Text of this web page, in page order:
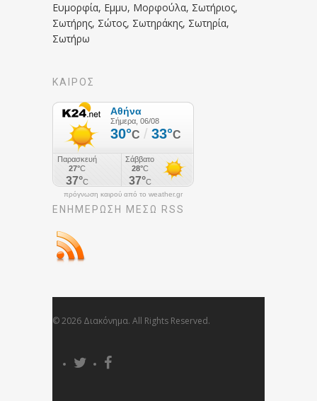
Ευμορφία, Εμμυ, Μορφούλα, Σωτήριος,
Σωτήρης, Σώτος, Σωτηράκης, Σωτηρία,
Σωτήρω
ΚΑΙΡΟΣ
πρόγνωση καιρού από το weather.gr
ΕΝΗΜΈΡΩΣΉ ΜΕΣΩ RSS
© 2026 Διακόνημα. All Rights Reserved.